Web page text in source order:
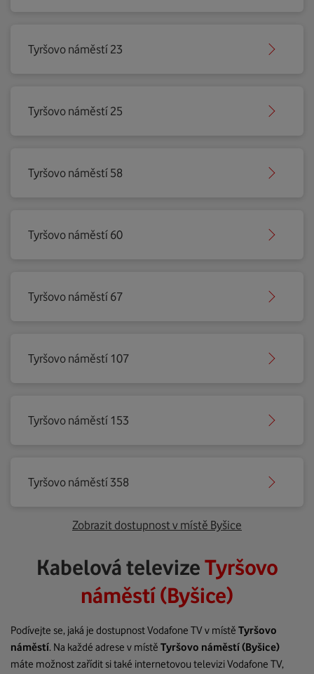
Tyršovo náměstí 23
Tyršovo náměstí 25
Tyršovo náměstí 58
Tyršovo náměstí 60
Tyršovo náměstí 67
Tyršovo náměstí 107
Tyršovo náměstí 153
Tyršovo náměstí 358
Zobrazit dostupnost v místě Byšice
Kabelová televizeTyršovo
náměstí (Byšice)
Podívejte se, jaká je dostupnost Vodafone TV v místě Tyršovo
náměstí. Na každé adrese v místě Tyršovo náměstí(Byšice)
máte možnost zařídit si také internetovou televizi Vodafone TV,